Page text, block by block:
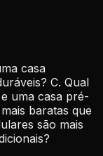
casa
C. Qual
uma casa pré-
baratas que
são mais